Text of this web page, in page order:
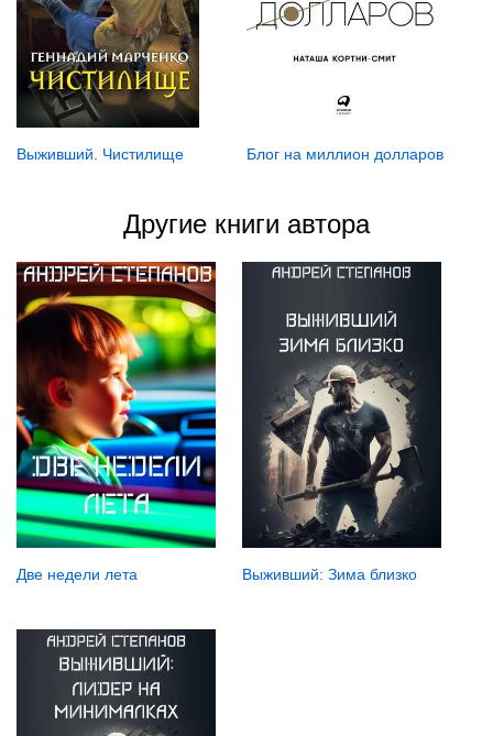
Выживший. Чистилище Блог на миллион долларов
Другие книги автора
Две недели лета Выживший: Зима близко